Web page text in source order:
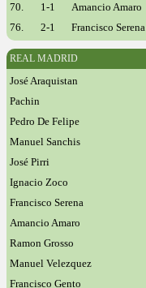
70.
1-1
Amancio Amaro
76.
2-1 Francisco Serena
REAL MADRID
José Araquistan
Pachin
Pedro De Felipe
Manuel Sanchis
José Pirri
Ignacio Zoco
Francisco Serena
Amancio Amaro
Ramon Grosso
Manuel Velezquez
Francisco Gento